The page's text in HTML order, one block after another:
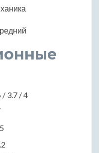
/ 3.7 / 4